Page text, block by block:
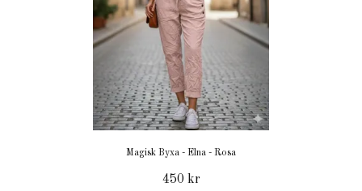
Magisk Byxa - Elna - Rosa
450 kr